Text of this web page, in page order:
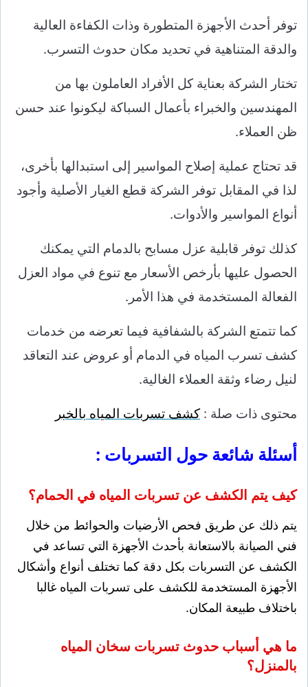
توفر أحدث الأجهزة المتطورة وذات الكفاءة العالية
والدقة المتناهية في تحديد مكان حدوث التسرب.
تختار الشركة بعناية كل الأفراد العاملون بها من
المهندسين والخبراء بأعمال السباكة ليكونوا عند حسن
ظن العملاء.
قد تحتاج عملية إصلاح المواسير إلى استبدالها بأخرى،
لذا في المقابل توفر الشركة قطع الغيار الأصلية وأجود
أنواع المواسير والأدوات.
كذلك توفر قابلية عزل مسابح بالدمام التي يمكنك
الحصول عليها بأرخص الأسعار مع تنوع في مواد العزل
الفعالة المستخدمة في هذا الأمر.
كما تتمتع الشركة بالشفافية فيما تعرضه من خدمات
كشف تسرب المياه في الدمام أو عروض عند التعاقد
لنيل رضاء وثقة العملاء الغالية.
محتوى ذات صلة : كشف تسربات المياه بالخبر
أسئلة شائعة حول التسربات :
كيف يتم الكشف عن تسربات المياه في الحمام؟
يتم ذلك عن طريق فحص الأرضيات والحوائط من خلال
فني الصيانة بالاستعانة بأحدث الأجهزة التي تساعد في
الكشف عن التسربات بكل دقة كما تختلف أنواع وأشكال
الأجهزة المستخدمة للكشف على تسربات المياه غالبا
باختلاف طبيعة المكان.
ما هي أسباب حدوث تسربات سخان المياه
بالمنزل؟